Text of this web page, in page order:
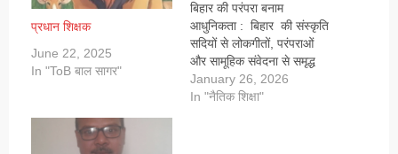
प्रधान शिक्षक
June 22, 2025
In "ToB बाल सागर"
बिहार की परंपरा बनाम
आधुनिकता : बिहार की संस्कृति
सदियों से लोकगीतों, परंपराओं
और सामूहिक संवेदना से समृद्ध
रही है। “घुघआ माना... उपजे
धाना” जैसे लोकगीतों में ना सिर्फ
January 26, 2026
In "नैतिक शिक्षा"